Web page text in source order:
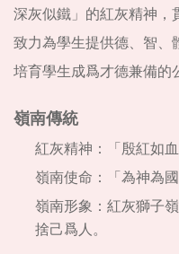
深灰似鐵」的紅灰精神，
致力為學生提供德、智、
培育學生成爲才德兼備的
嶺南傳統
紅灰精神：「殷紅如
嶺南使命：「為神為
嶺南形象：紅灰獅子
捨己爲人。